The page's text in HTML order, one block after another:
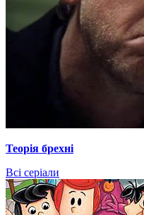
Теорія брехні
Всі серіали